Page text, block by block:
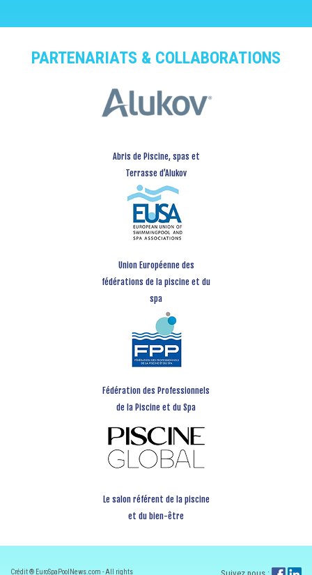
PARTENARIATS & COLLABORATIONS
Abris de Piscine, spas et
Terrasse d’Alukov
Union Européenne des
fédérations de la piscine et du
spa
Fédération des Professionnels
de la Piscine et du Spa
Le salon référent de la piscine
et du bien-être
Crédit ® EuroSpaPoolNews.com - All rights